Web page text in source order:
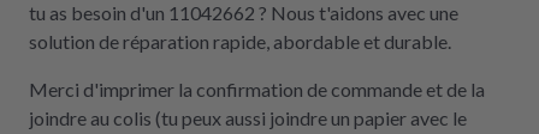
tu as besoin d'un 11042662 ? Nous t'aidons avec une
solution de réparation rapide, abordable et durable.
Merci d'imprimer la confirmation de commande et de la
joindre au colis (tu peux aussi joindre un papier avec le